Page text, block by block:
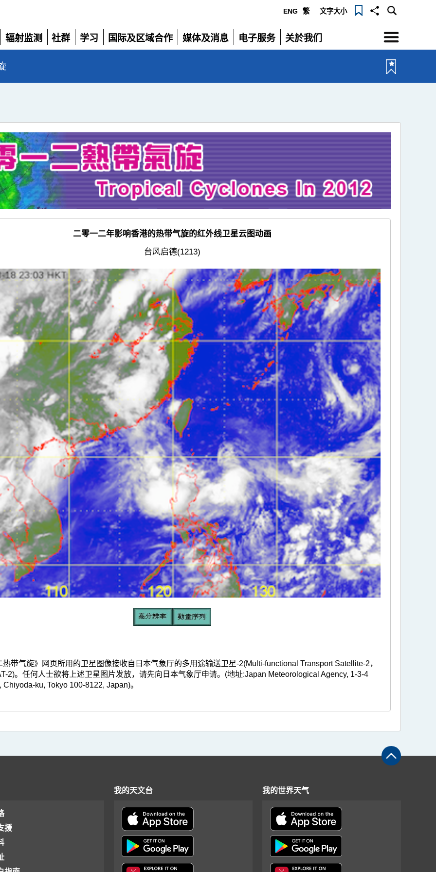
ENG 繁 文字大小
辐射监测
展
开
社群
展
学习
展
国际及区域合作
展
媒体及消息
展
电子服务
展
关於我们
展
选
单
二零一二年影响香港的热带气旋的红外线卫星云图动画
台风启德(1213)
热带气旋》网页所用的卫星图像接收自日本气象厅的多用途输送卫星-2(Multi-functional Transport Satellite-2，
2)。任何人士欲将上述卫星图片发放，请先向日本气象厅申请。(地址:Japan Meteorological Agency, 1-3-4
Chiyoda-ku, Tokyo 100-8122, Japan)。
援
我的天文台 我的世界天气